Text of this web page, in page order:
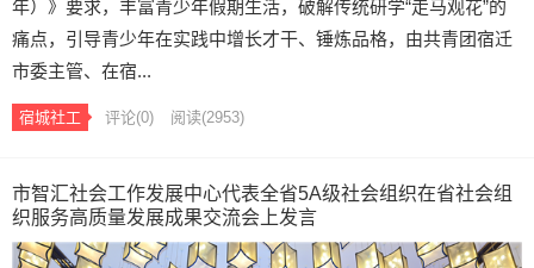
年）》要求，丰富青少年假期生活，破解传统研学“走马观花”的
痛点，引导青少年在实践中增长才干、锤炼品格，由共青团宿迁
市委主管、在宿...
宿城社工 评论(0) 阅读(2953)
市智汇社会工作发展中心代表全省5A级社会组织在省社会组
织服务高质量发展成果交流会上发言